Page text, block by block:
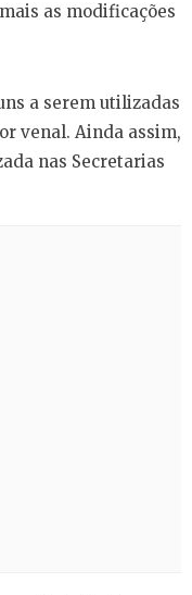
as modificações
a serem utilizadas
venal. Ainda assim,
nas Secretarias